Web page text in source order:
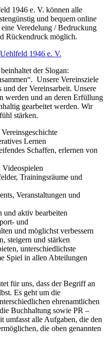
1946 e. V. können alle
und bequem online
Veredelung / Bedruckung
Rückendruck möglich.
1946 e. V.
der Slogan:
Unsere Vereinsziele
und der Vereinsarbeit. Unsere
werden und an deren Erfüllung
gearbeitet werden. Wir
stärken.
Lernen
Schaffen, erlernen von
Trainingsräume und
Veranstaltungen und
und aktiv bearbeiten
und
und möglichst verbessern
steigern und stärken
unterschiedlichste
Spiel in allen Abteilungen
für uns, dass der Begriff an
Es geht um die
ehrenamtlichen
Buchhaltung sowie PR –
umfasst alle Aufgaben, die den
die oben genannten